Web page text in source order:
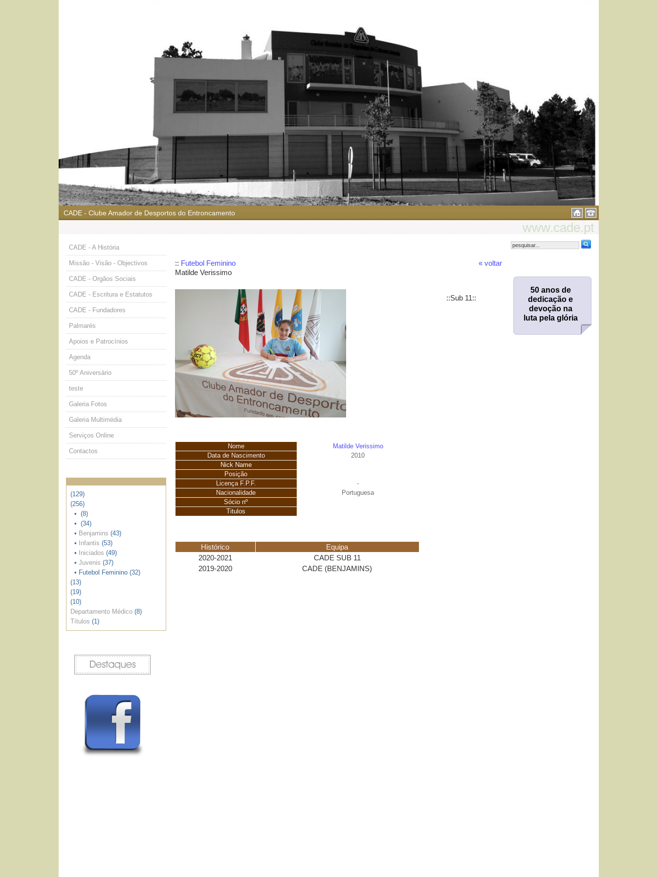
CADE - Clube Amador de Desportos do Entroncamento
www.cade.pt
CADE - A História
Missão - Visão - Objectivos
CADE - Orgãos Sociais
CADE - Escritura e Estatutos
CADE - Fundadores
Palmarés
Apoios e Patrocínios
Agenda
50º Aniversário
teste
Galeria Fotos
Galeria Multimédia
Serviços Online
Contactos
(129)
(256)
• (8)
• (34)
• Benjamins (43)
•
Infantis (53)
•
Iniciados (49)
• Juvenis (37)
• Futebol Feminino (32)
(13)
(19)
(10)
Departamento Médico(8)
Títulos (1)
:: Futebol Feminino
Matilde Verissimo
« voltar
::Sub 11::
Nome
Matilde Verissimo
Data de Nascimento
2010
Nick Name
Posição
Licença F.P.F.
-
Nacionalidade
Portuguesa
Sócio nº
Titulos
Histórico
Equipa
2020-2021
CADE SUB 11
2019-2020
CADE (BENJAMINS)
50 anos de
dedicação e
devoção na
luta pela glória